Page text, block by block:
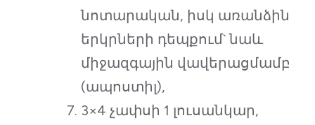
նոտարական, իսկ առանձին
երկրների դեպքում` նաև
միջազգային վավերացմամբ
(ապոստիլ),
3×4 չափսի 1 լուսանկար,